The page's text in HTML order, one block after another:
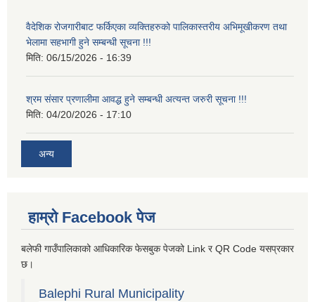
वैदेशिक रोजगारीबाट फर्किएका व्यक्तिहरुको पालिकास्तरीय अभिमूखीकरण तथा
भेलामा सहभागी हुने सम्बन्धी सूचना !!!
मिति: 06/15/2026 - 16:39
श्रम संसार प्रणालीमा आवद्ध हुने सम्बन्धी अत्यन्त जरुरी सूचना !!!
मिति: 04/20/2026 - 17:10
अन्य
हाम्रो Facebook पेज
बलेफी गाउँपालिकाको आधिकारिक फेसबुक पेजको Link र QR Code यसप्रकार
छ।
Balephi Rural Municipality